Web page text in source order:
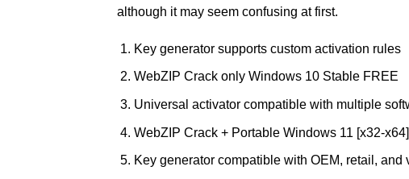
although it may seem confusing at first.
Key generator supports custom activation rules
WebZIP Crack only Windows 10 Stable FREE
Universal activator compatible with multiple
WebZIP Crack + Portable Windows 11 [x32-
Key generator compatible with OEM, retail, and